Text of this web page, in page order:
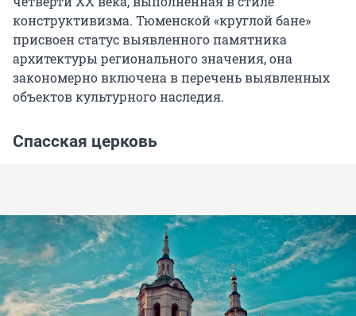
конструктивизма. Тюменской «круглой бане»
присвоен статус выявленного памятника
архитектуры регионального значения, она
закономерно включена в перечень выявленных
объектов культурного наследия.
Спасская церковь